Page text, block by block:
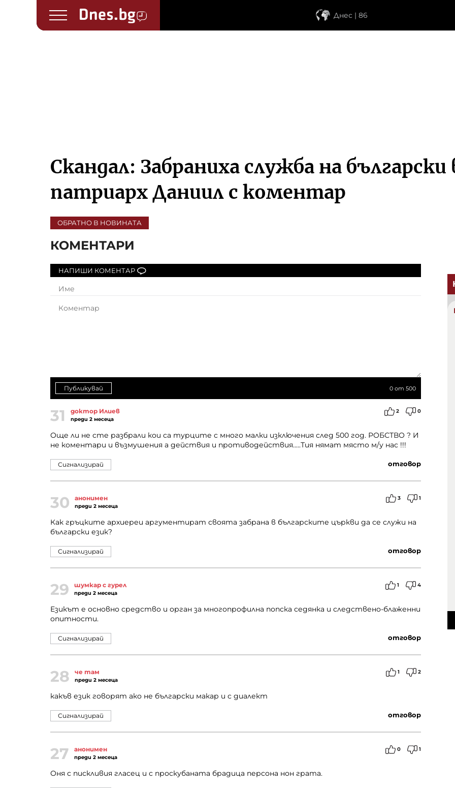
Днес | 86
Скандал: Забраниха служба на български
патриарх Даниил с коментар
ОБРАТНО В НОВИНАТА
КОМЕНТАРИ
НАПИШИ КОМЕНТАР
0 от 500
Публикувай
31 доктор Илиев
преди 2 месеца
2 0
Още ли не сте разбрали кои са турците с много малки изключения след 500 год. РОБСТВО ? И
не коментари и възмушения а действия и противодействия.....Тия нямат място м/у нас !!!
отговор
Сигнализирай
30 анонимен
преди 2 месеца
3 1
Как гръцките архиереи аргументират своята забрана в българските църкви да се служи на
български език?
отговор
Сигнализирай
29 шумкар с гурел
преди 2 месеца
1 4
Езикът е основно средство и орган за многопрофилна попска седянка и следствено-блаженни
опитности.
отговор
Сигнализирай
28 че там
преди 2 месеца
1 2
какъв език говорят ако не български макар и с диалект
отговор
Сигнализирай
27 анонимен
преди 2 месеца
0 1
Оня с пискливия гласец и с проскубаната брадица персона нон грата.